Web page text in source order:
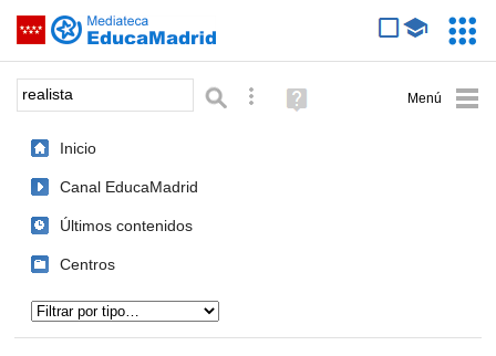
Saltar navegación
Palabra o frase: Búsqueda avanzada
Ayuda
(en
Inicio
Canal EducaMadrid
Últimos contenidos
Centros